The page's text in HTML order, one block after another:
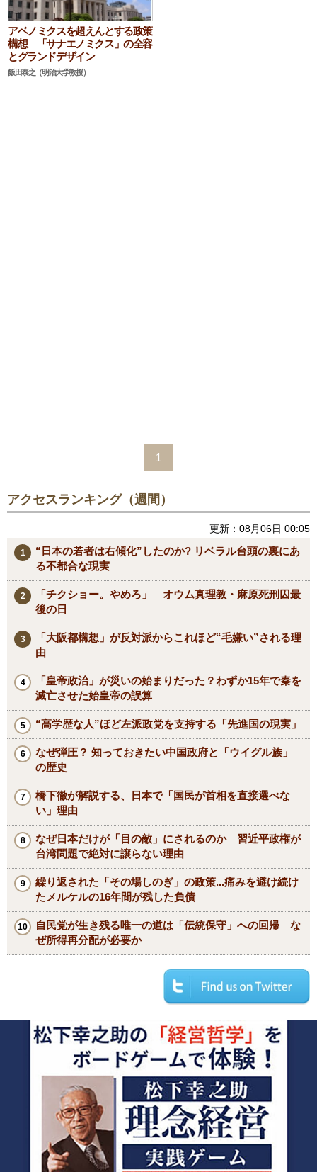
アベノミクスを超えんとする政策
構想 「サナエノミクス」の全容
とグランドデザイン
飯田泰之（明治大学教授）
1
アクセスランキング（週間）
更新：08月06日 00:05
“日本の若者は右傾化”したのか? リベラル台頭の裏にあ
る不都合な現実
「チクショー。やめろ」 オウム真理教・麻原死刑囚最
後の日
「大阪都構想」が反対派からこれほど“毛嫌い”される理
由
「皇帝政治」が災いの始まりだった？わずか15年で秦を
滅亡させた始皇帝の誤算
“高学歴な人”ほど左派政党を支持する「先進国の現実」
なぜ弾圧？ 知っておきたい中国政府と「ウイグル族」
の歴史
橋下徹が解説する、日本で「国民が首相を直接選べな
い」理由
なぜ日本だけが「目の敵」にされるのか 習近平政権が
台湾問題で絶対に譲らない理由
繰り返された「その場しのぎ」の政策...痛みを避け続け
たメルケルの16年間が残した負債
自民党が生き残る唯一の道は「伝統保守」への回帰 な
ぜ所得再分配が必要か